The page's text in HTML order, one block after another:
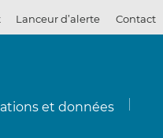
Lanceur d’alerte Contact
et données